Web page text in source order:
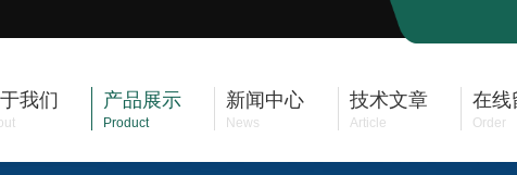
我们 产品展示
Product
新闻中心
News
技术文章
Article
在线
Order